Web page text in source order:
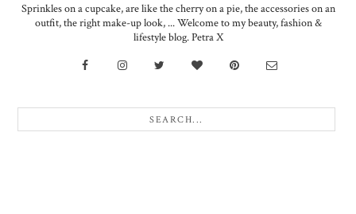
Sprinkles on a cupcake, are like the cherry on a pie, the accessories on an
outfit, the right make-up look, ... Welcome to my beauty, fashion &
lifestyle blog. Petra X